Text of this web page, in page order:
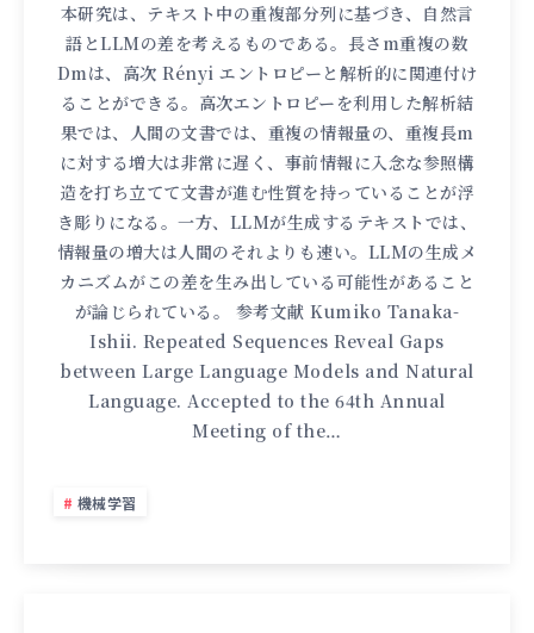
本研究は、テキスト中の重複部分列に基づき、自然言
語とLLMの差を考えるものである。長さm重複の数
Dmは、高次 Rényi エントロピーと解析的に関連付け
ることができる。高次エントロピーを利用した解析結
果では、人間の文書では、重複の情報量の、重複長m
に対する増大は非常に遅く、事前情報に入念な参照構
造を打ち立てて文書が進む性質を持っていることが浮
き彫りになる。一方、LLMが生成するテキストでは、
情報量の増大は人間のそれよりも速い。LLMの生成メ
カニズムがこの差を生み出している可能性があること
が論じられている。 参考文献 Kumiko Tanaka-
Ishii. Repeated Sequences Reveal Gaps
between Large Language Models and Natural
Language. Accepted to the 64th Annual
Meeting of the…
機械学習